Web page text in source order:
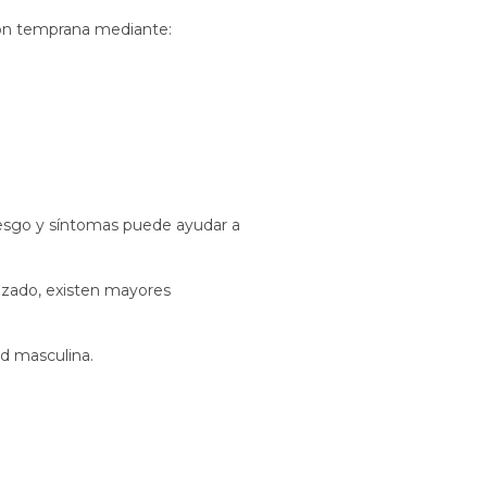
temprana mediante:
y síntomas puede ayudar a
existen mayores
masculina.